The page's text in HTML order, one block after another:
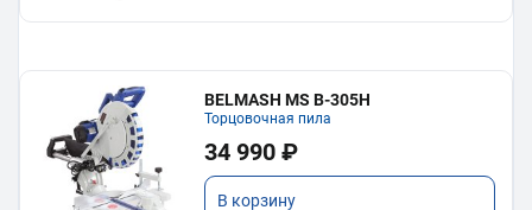
BELMASH MS B-305H
Торцовочная пила
34 990 ₽
В корзину